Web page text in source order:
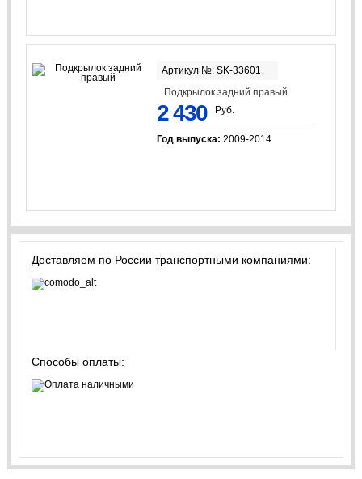
Артикул №: SK-33601
Подкрылок задний правый
2 430 Руб.
Год выпуска: 2009-2014
Доставляем по России транспортными компаниями:
Способы оплаты: